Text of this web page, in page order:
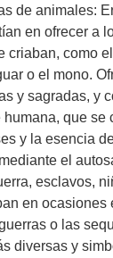
de animales:
en ofrecer a
criaban, como
o el mono.
y sagradas, y
que se
y la esencia
el
esclavos,
en ocasiones
o las
diversas y